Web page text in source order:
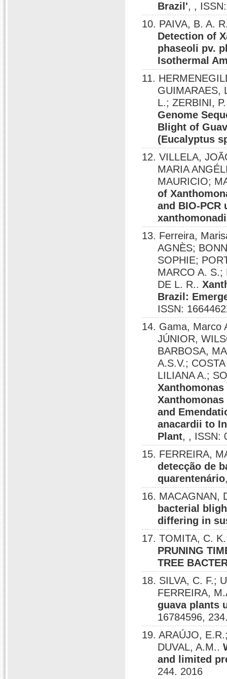
Brazil', ,
10. PAIVA, B. A.
Detection of
phaseoli pv.
Isothermal
11.
GUIMARAES,
L.; ZERBINI,
Genome
Blight of
(Eucalyptus
12. VILLELA,
MARIA
MAURICIO;
of
and BIO-
13. Ferreira,
AGNÈS;
SOPHIE;
MARCO A. S.;
DE L. R..
Brazil:
ISSN:
14. Gama, Marco
JÚNIOR,
BARBOSA,
A.S.V.;
LILIANA A.;
and
anacardii to
Plant, , ISSN:
15. FERREIRA,
detecção de
quarentenário
16. MACAGNAN,
bacterial
differing in
17. TOMITA, C.
PRUNING
TREE
18. SILVA, C. F.;
FERREIRA,
guava plants
16784596,
19. ARAÚJO,
DUVAL, A.M..
and limited
244. 2016